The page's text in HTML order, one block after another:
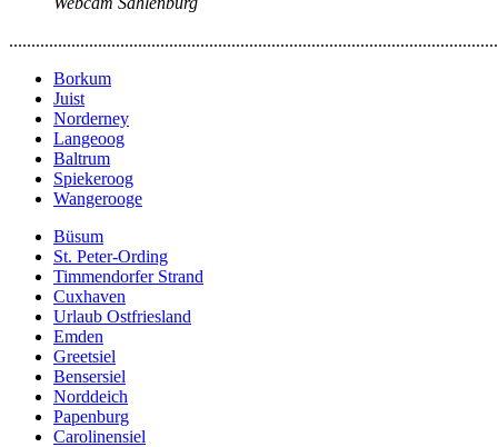
Borkum
Juist
Norderney
Langeoog
Baltrum
Spiekeroog
Wangerooge
Büsum
St. Peter-Ording
Timmendorfer Strand
Cuxhaven
Urlaub Ostfriesland
Emden
Greetsiel
Bensersiel
Norddeich
Papenburg
Carolinensiel